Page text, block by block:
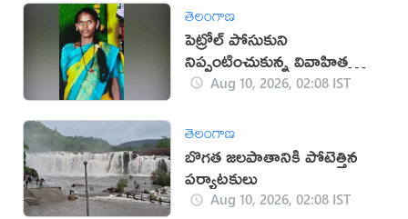
తెలంగాణ
పెట్రోల్ పోసుకుని
నిప్పంటించుకున్న వివాహిత
మృతిAug 10, 2026, 02:08 IST
తెలంగాణ
బొగత జలపాతానికి పోటెత్తిన
పర్యాటకులు
Aug 10, 2026, 02:08 IST